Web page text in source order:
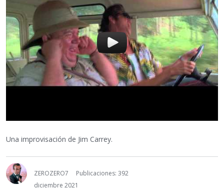
Una improvisación de Jim Carrey.
ZEROZERO7
Publicaciones: 392
diciembre 2021